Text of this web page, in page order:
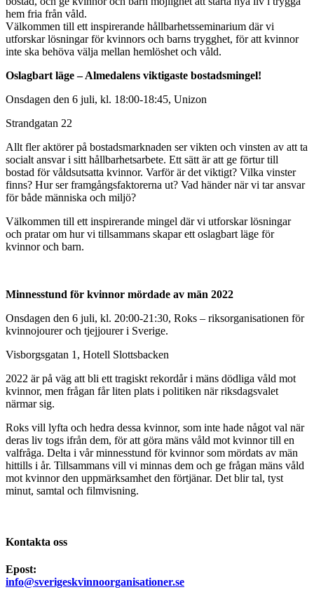
hem fria från våld.
Välkommen till ett inspirerande hållbarhetsseminarium där vi
utforskar lösningar för kvinnors och barns trygghet, för att kvinnor
inte ska behöva välja mellan hemlöshet och våld.
Oslagbart läge – Almedalens viktigaste bostadsmingel!
Onsdagen den 6 juli, kl. 18:00-18:45, Unizon
Strandgatan 22
Allt fler aktörer på bostadsmarknaden ser vikten och vinsten av att ta
socialt ansvar i sitt hållbarhetsarbete. Ett sätt är att ge förtur till
bostad för våldsutsatta kvinnor. Varför är det viktigt? Vilka vinster
finns? Hur ser framgångsfaktorerna ut? Vad händer när vi tar ansvar
för både människa och miljö?
Välkommen till ett inspirerande mingel där vi utforskar lösningar
och pratar om hur vi tillsammans skapar ett oslagbart läge för
kvinnor och barn.
Minnesstund för kvinnor mördade av män 2022
Onsdagen den 6 juli, kl. 20:00-21:30, Roks – riksorganisationen för
kvinnojourer och tjejjourer i Sverige.
Visborgsgatan 1, Hotell Slottsbacken
2022 är på väg att bli ett tragiskt rekordår i mäns dödliga våld mot
kvinnor, men frågan får liten plats i politiken när riksdagsvalet
närmar sig.
Roks vill lyfta och hedra dessa kvinnor, som inte hade något val när
deras liv togs ifrån dem, för att göra mäns våld mot kvinnor till en
valfråga. Delta i vår minnesstund för kvinnor som mördats av män
hittills i år. Tillsammans vill vi minnas dem och ge frågan mäns våld
mot kvinnor den uppmärksamhet den förtjänar. Det blir tal, tyst
minut, samtal och filmvisning.
Kontakta oss
Epost:
info@sverigeskvinnoorganisationer.se